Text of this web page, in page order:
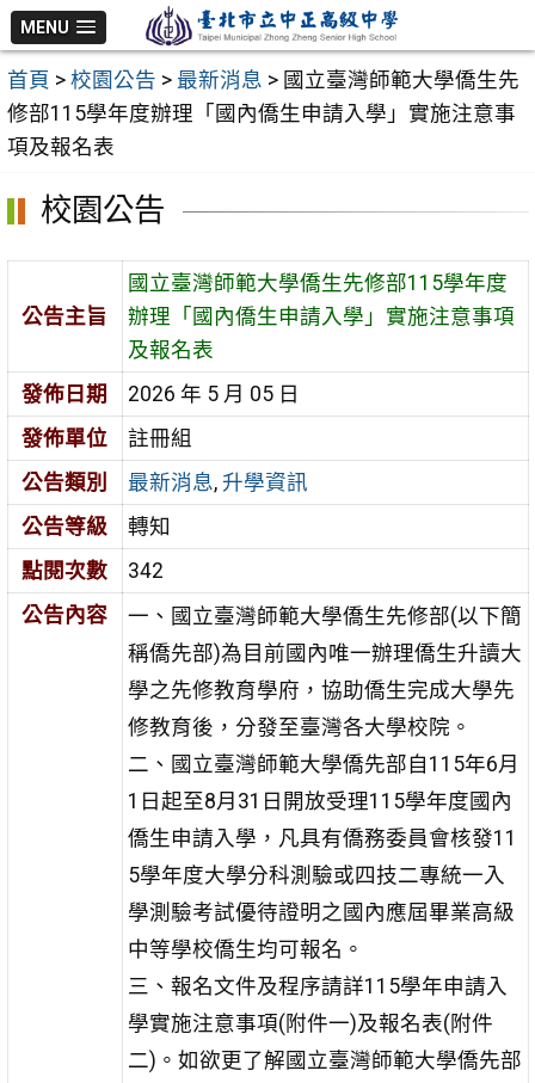
跳
至
主
要
內
MENU
首頁 > 校園公告 > 最新消息 > 國立臺灣師範大學僑生先
修部115學年度辦理「國內僑生申請入學」實施注意事
項及報名表
校園公告
公告主旨
國立臺灣師範大學僑生先修部115學年度
辦理「國內僑生申請入學」實施注意事項
及報名表
發佈日期
2026 年 5 月 05 日
發佈單位
註冊組
公告類別
最新消息, 升學資訊
公告等級
轉知
點閱次數
342
公告內容
一、國立臺灣師範大學僑生先修部(以下簡
稱僑先部)為目前國內唯一辦理僑生升讀大
學之先修教育學府，協助僑生完成大學先
修教育後，分發至臺灣各大學校院。
二、國立臺灣師範大學僑先部自115年6月
1日起至8月31日開放受理115學年度國內
僑生申請入學，凡具有僑務委員會核發11
5學年度大學分科測驗或四技二專統一入
學測驗考試優待證明之國內應屆畢業高級
中等學校僑生均可報名。
三、報名文件及程序請詳115學年申請入
學實施注意事項(附件一)及報名表(附件
二)。如欲更了解國立臺灣師範大學僑先部